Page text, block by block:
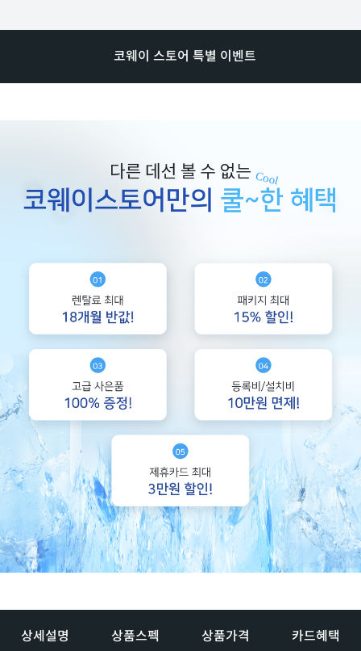
코웨이 스토어 특별 이벤트
상세설명 상품스펙 상품가격 카드혜택